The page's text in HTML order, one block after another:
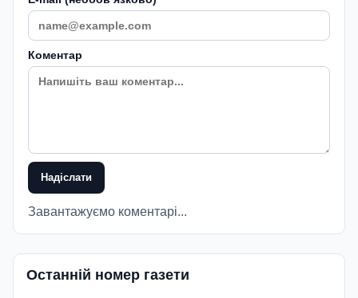
Коментар
Надіслати
Завантажуємо коментарі...
Останній номер газети